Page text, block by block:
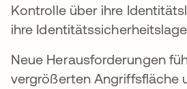
Kontrolle über ihre
ihre
Neue Herausforderungen
vergrößerten Angriffsfläche